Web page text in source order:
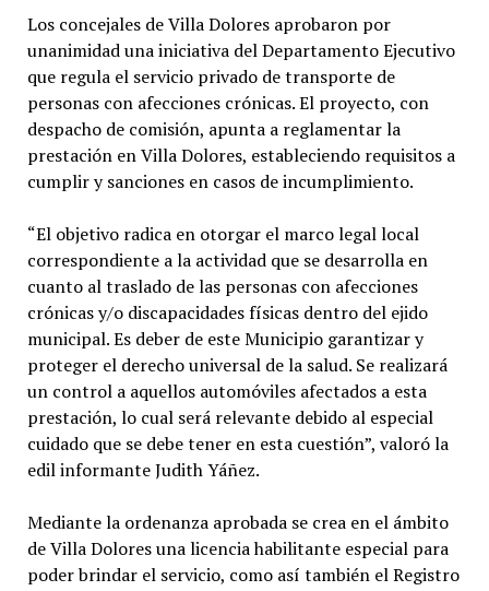
Los concejales de Villa Dolores aprobaron por
unanimidad una iniciativa del Departamento Ejecutivo
que regula el servicio privado de transporte de
personas con afecciones crónicas. El proyecto, con
despacho de comisión, apunta a reglamentar la
prestación en Villa Dolores, estableciendo requisitos a
cumplir y sanciones en casos de incumplimiento.
“El objetivo radica en otorgar el marco legal local
correspondiente a la actividad que se desarrolla en
cuanto al traslado de las personas con afecciones
crónicas y/o discapacidades físicas dentro del ejido
municipal. Es deber de este Municipio garantizar y
proteger el derecho universal de la salud. Se realizará
un control a aquellos automóviles afectados a esta
prestación, lo cual será relevante debido al especial
cuidado que se debe tener en esta cuestión”, valoró la
edil informante Judith Yáñez.
Mediante la ordenanza aprobada se crea en el ámbito
de Villa Dolores una licencia habilitante especial para
poder brindar el servicio, como así también el Registro